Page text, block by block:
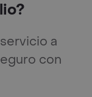
a
con